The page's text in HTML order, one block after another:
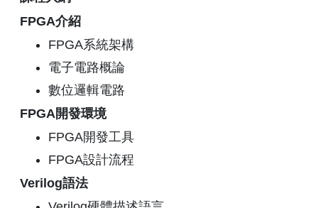
FPGA介紹
FPGA系統架構
電子電路概論
數位邏輯電路
FPGA開發環境
FPGA開發工具
FPGA設計流程
Verilog語法